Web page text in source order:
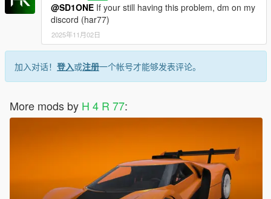
@SD1ONE If your still having this problem, dm on my
discord (har77)
2025年11月02日
加入对话！ 登入或注册一个帐号才能够发表评论。
More mods by H 4 R 77: